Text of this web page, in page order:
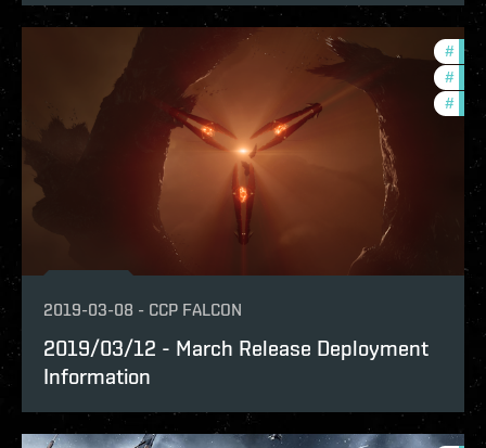
#
#
#
2019-03-08 - CCP FALCON
2019/03/12 - March Release Deployment
Information